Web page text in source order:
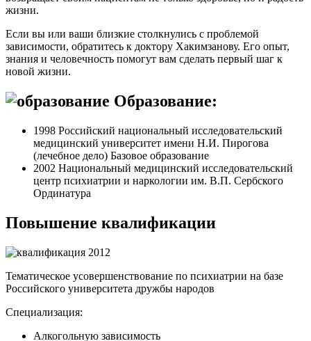
жизни.
Если вы или ваши близкие столкнулись с проблемой
зависимости, обратитесь к доктору Хакимзанову. Его опыт,
знания и человечность помогут вам сделать первый шаг к
новой жизни.
Образование:
1998 Российский национальный исследовательский
медицинский университет имени Н.И. Пирогова
(лечебное дело) Базовое образование
2002 Национальный медицинский исследовательский
центр психиатрии и наркологии им. В.П. Сербского
Ординатура
Повышение квалификации
2012
Тематическое усовершенствование по психиатрии на базе
Российского университета дружбы народов
Специализация:
Алкогольную зависимость